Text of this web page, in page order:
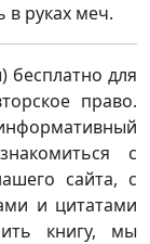
руках меч.
бесплатно для
право.
с
сайта, с
и цитатами
книгу, мы